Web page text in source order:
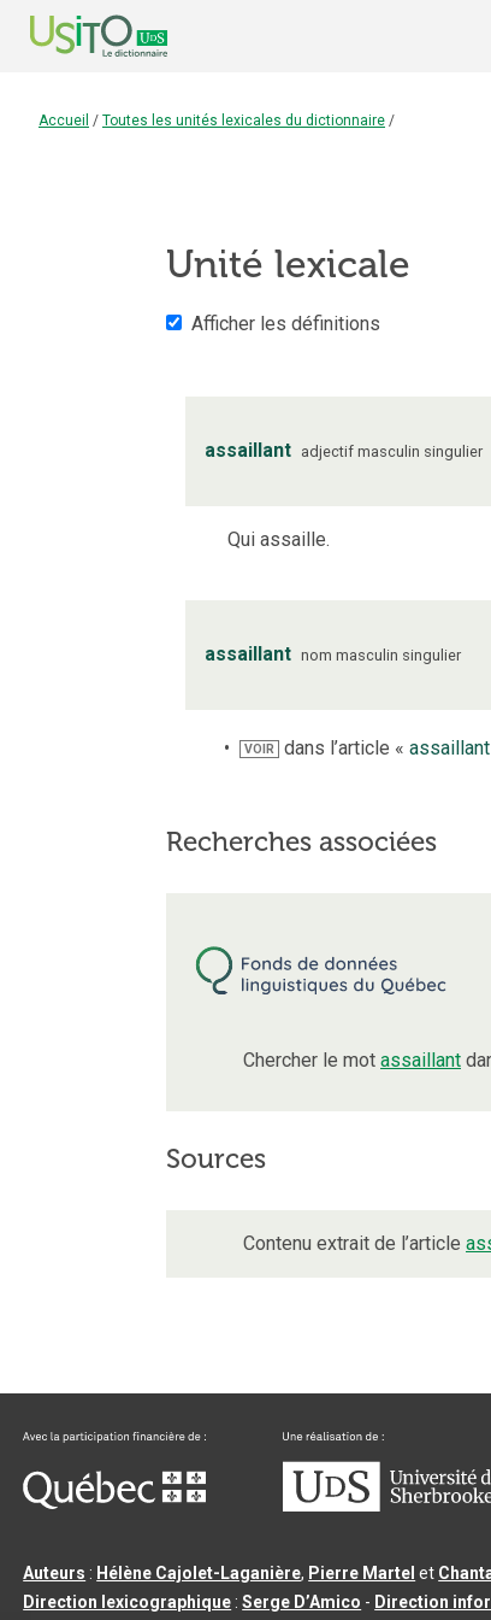
Accueil / Toutes les unités lexicales du dictionnaire /
Unité lexicale
Afficher les définitions
assaillant adjectif masculin singulier
Qui assaille.
assaillant nom masculin singulier
VOIR dans l’article «assaillant
Recherches associées
Chercher le mot assaillant
Sources
Contenu extrait de l’article
Auteurs : Hélène Cajolet-Laganière, Pierre Martel et
Direction lexicographique :Serge D’Amico - Direction